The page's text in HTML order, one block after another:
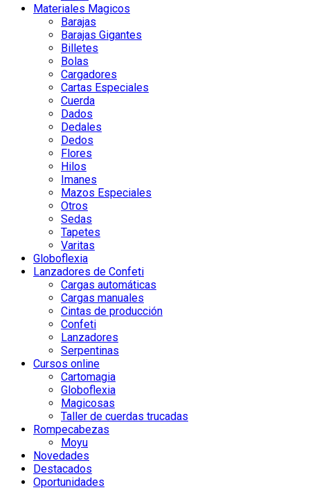
Materiales Magicos
Barajas
Barajas Gigantes
Billetes
Bolas
Cargadores
Cartas Especiales
Cuerda
Dados
Dedales
Dedos
Flores
Hilos
Imanes
Mazos Especiales
Otros
Sedas
Tapetes
Varitas
Globoflexia
Lanzadores de Confeti
Cargas automáticas
Cargas manuales
Cintas de producción
Confeti
Lanzadores
Serpentinas
Cursos online
Cartomagia
Globoflexia
Magicosas
Taller de cuerdas trucadas
Rompecabezas
Moyu
Novedades
Destacados
Oportunidades